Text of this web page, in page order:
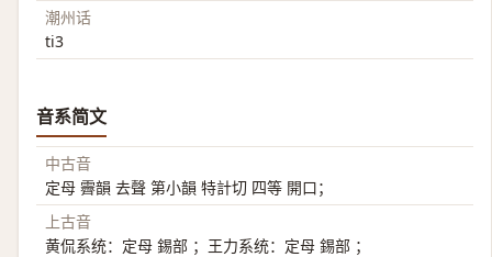
潮州话
ti3
音系简文
中古音
定母 霽韻 去聲 第小韻 特計切 四等 開口；
上古音
黄侃系统：定母 錫部 ；王力系统：定母 錫部 ；